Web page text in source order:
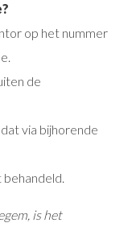
op het nummer
de
via bijhorende
is het